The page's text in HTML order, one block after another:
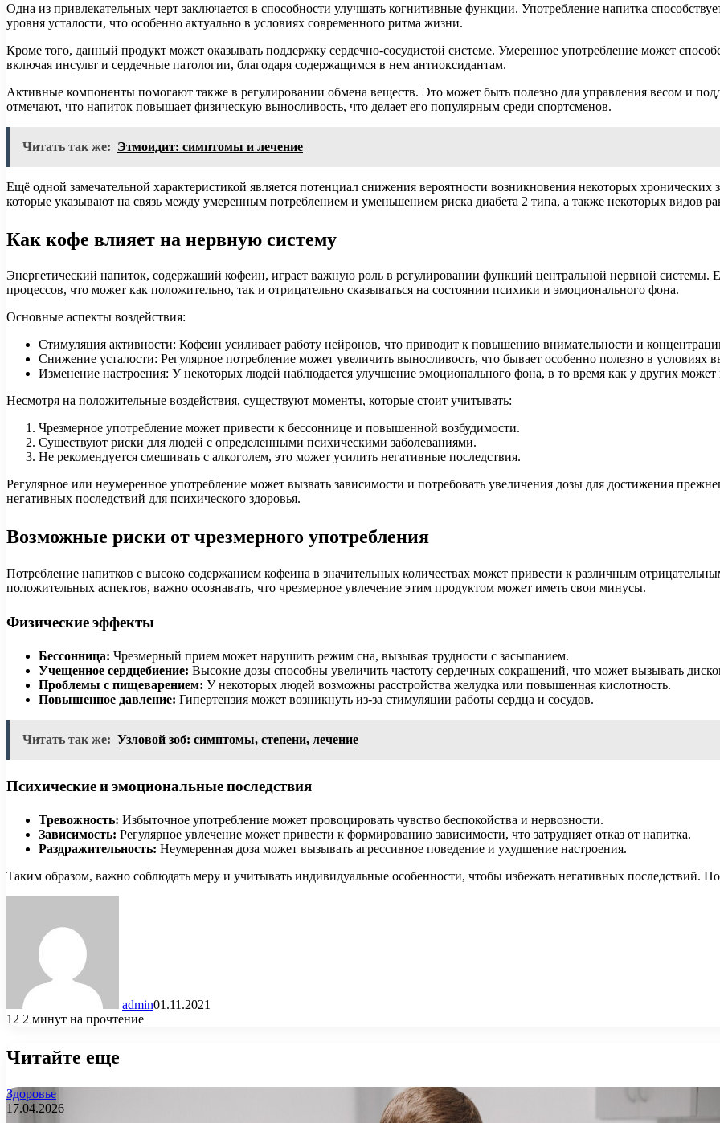
Одна из привлекательных черт заключается в способности улучшать когнитивные функции. Употребление напитка
уровня усталости, что особенно актуально в условиях современного ритма жизни.
Кроме того, данный продукт может оказывать поддержку сердечно-сосудистой системе. Умеренное употребление может
включая инсульт и сердечные патологии, благодаря содержащимся в нем антиоксидантам.
Активные компоненты помогают также в регулировании обмена веществ. Это может быть полезно для управления весом и
отмечают, что напиток повышает физическую выносливость, что делает его популярным среди спортсменов.
Читать так же: Этмоидит: симптомы и лечение
Ещё одной замечательной характеристикой является потенциал снижения вероятности возникновения некоторых хронических
которые указывают на связь между умеренным потреблением и уменьшением риска диабета 2 типа, а также некоторых видов
Как кофе влияет на нервную систему
Энергетический напиток, содержащий кофеин, играет важную роль в регулировании функций центральной нервной системы.
процессов, что может как положительно, так и отрицательно сказываться на состоянии психики и эмоционального фона.
Основные аспекты воздействия:
Стимуляция активности: Кофеин усиливает работу нейронов, что приводит к повышению внимательности и
Снижение усталости: Регулярное потребление может увеличить выносливость, что бывает особенно полезно в условиях
Изменение настроения: У некоторых людей наблюдается улучшение эмоционального фона, в то время как у других может
Несмотря на положительные воздействия, существуют моменты, которые стоит учитывать:
Чрезмерное употребление может привести к бессоннице и повышенной возбудимости.
Существуют риски для людей с определенными психическими заболеваниями.
Не рекомендуется смешивать с алкоголем, это может усилить негативные последствия.
Регулярное или неумеренное употребление может вызвать зависимости и потребовать увеличения дозы для достижения
негативных последствий для психического здоровья.
Возможные риски от чрезмерного употребления
Потребление напитков с высоко содержанием кофеина в значительных количествах может привести к различным
положительных аспектов, важно осознавать, что чрезмерное увлечение этим продуктом может иметь свои минусы.
Физические эффекты
Бессонница: Чрезмерный прием может нарушить режим сна, вызывая трудности с засыпанием.
Учещенное сердцебиение: Высокие дозы способны увеличить частоту сердечных сокращений, что может вызывать
Проблемы с пищеварением: У некоторых людей возможны расстройства желудка или повышенная кислотность.
Повышенное давление: Гипертензия может возникнуть из-за стимуляции работы сердца и сосудов.
Читать так же: Узловой зоб: симптомы, степени, лечение
Психические и эмоциональные последствия
Тревожность: Избыточное употребление может провоцировать чувство беспокойства и нервозности.
Зависимость: Регулярное увлечение может привести к формированию зависимости, что затрудняет отказ от напитка.
Раздражительность: Неумеренная доза может вызывать агрессивное поведение и ухудшение настроения.
Таким образом, важно соблюдать меру и учитывать индивидуальные особенности, чтобы избежать негативных последствий.
admin01.11.2021
12 2 минут на прочтение
Читайте еще
Здоровье
17.04.2026